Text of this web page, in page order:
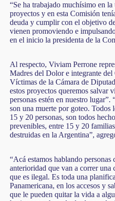
“Se ha trabajado muchísimo en
proyectos y en esta Comisión
deuda y cumplir con el objetivo
vienen promoviendo e
en el inicio la presidenta de la
Al respecto, Viviam Perrone
Madres del Dolor e integrante del
Víctimas de la Cámara de
estos proyectos queremos salvar
personas estén en nuestro lugar”.
son una muerte por goteo. Todos
15 y 20 personas, son todos
prevenibles, entre 15 y 20
destruidas en la Argentina”,
“Acá estamos hablando personas
anterioridad que van a correr una
que es ilegal. Es toda una
Panamericana, en los accesos y
que le pueden quitar la vida a